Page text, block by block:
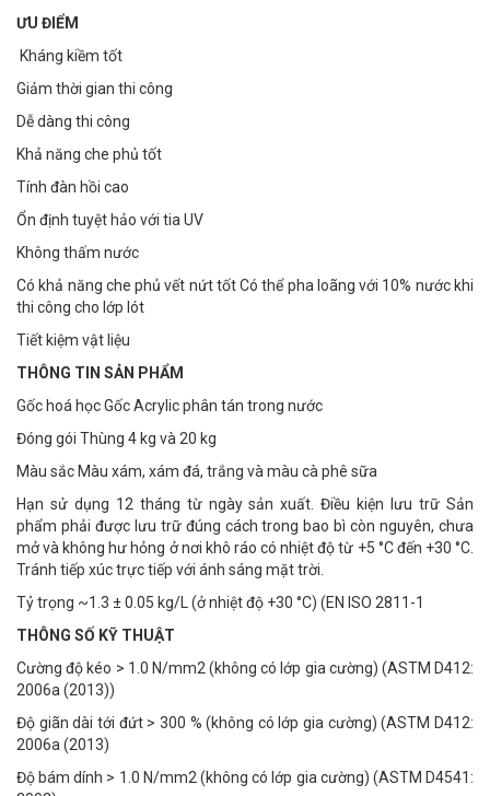
ƯU ĐIỂM
Kháng kiềm tốt
Giảm thời gian thi công
Dễ dàng thi công
Khả năng che phủ tốt
Tính đàn hồi cao
Ổn định tuyệt hảo với tia UV
Không thấm nước
Có khả năng che phủ vết nứt tốt Có thể pha loãng với 10% nước khi
thi công cho lớp lót
Tiết kiệm vật liệu
THÔNG TIN SẢN PHẨM
Gốc hoá học Gốc Acrylic phân tán trong nước
Đóng gói Thùng 4 kg và 20 kg
Màu sắc Màu xám, xám đá, trắng và màu cà phê sữa
Hạn sử dụng 12 tháng từ ngày sản xuất. Điều kiện lưu trữ Sản
phẩm phải được lưu trữ đúng cách trong bao bì còn nguyên, chưa
mở và không hư hỏng ở nơi khô ráo có nhiệt độ từ +5 °C đến +30 °C.
Tránh tiếp xúc trực tiếp với ánh sáng mặt trời.
Tỷ trọng ~1.3 ± 0.05 kg/L (ở nhiệt độ +30 °C) (EN ISO 2811-1
THÔNG SỐ KỸ THUẬT
Cường độ kéo > 1.0 N/mm2 (không có lớp gia cường) (ASTM D412:
2006a (2013))
Độ giãn dài tới đứt > 300 % (không có lớp gia cường) (ASTM D412:
2006a (2013)
Độ bám dính > 1.0 N/mm2 (không có lớp gia cường) (ASTM D4541: